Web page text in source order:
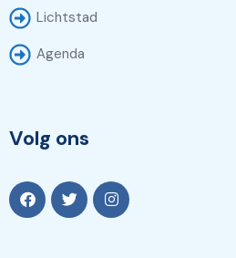
Lichtstad
Agenda
Volg ons